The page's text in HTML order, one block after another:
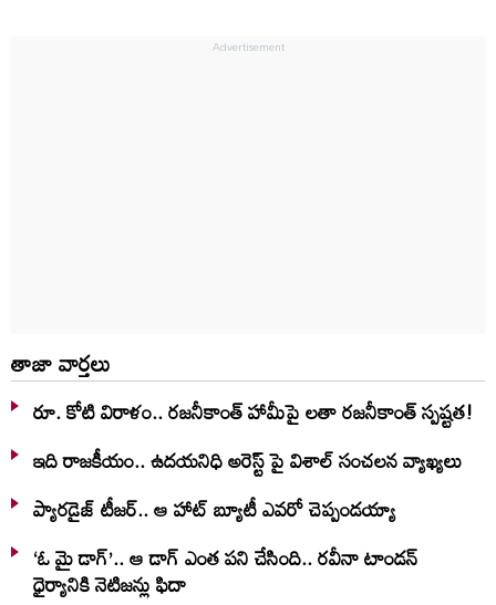
తాజా వార్తలు
రూ. కోటి విరాళం.. రజనీకాంత్ హామీపై లతా రజనీకాంత్ స్పష్టత!
ఇది రాజకీయం.. ఉదయనిధి అరెస్ట్ పై విశాల్ సంచలన వ్యాఖ్యలు
ప్యారడైజ్ టీజర్.. ఆ హాట్ బ్యూటీ ఎవరో చెప్పండయ్యా
‘ఓ మై డాగ్’.. ఆ డాగ్ ఎంత పని చేసింది.. రవీనా టాండన్
ధైర్యానికి నెటిజన్లు ఫిదా